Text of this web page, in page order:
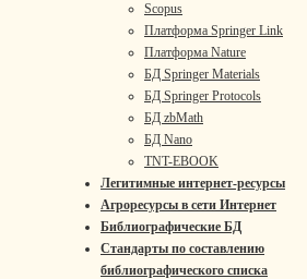
Scopus
Платформа Springer Link
Платформа Nature
БД Springer Materials
БД Springer Protocols
БД zbMath
БД Nano
TNT-EBOOK
Легитимные интернет-ресурсы
Агроресурсы в сети Интернет
Библиографические БД
Стандарты по составлению
библиографического списка